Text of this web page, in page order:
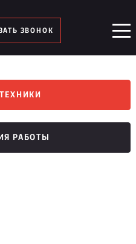
ЗВОНОК
РАБОТЫ